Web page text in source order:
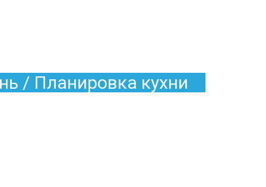
/ Планировка кухни